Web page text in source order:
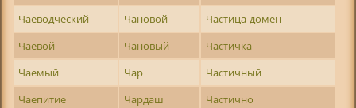
Чаеводческий Чановой
Частица-домен
Чаевой
Чановый
Частичка
Чаемый
Чар
Частичный
Чаепитие
Чардаш
Частично